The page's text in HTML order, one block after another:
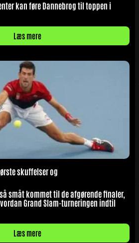
kan føre Dannebrog til toppen i
Læs mere
skuffelser og
småt kommet til de afgørende finaler,
Grand Slam-turneringen indtil
Læs mere